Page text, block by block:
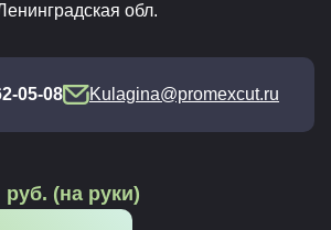
обл.
05-08 Kulagina@promexcut.ru
руб. (на руки)